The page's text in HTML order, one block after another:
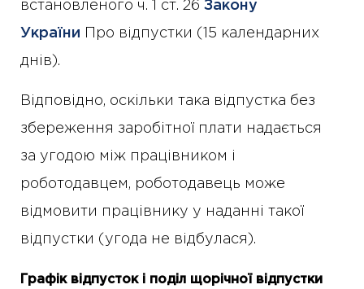
встановленого ч. 1 ст. 26 Закону
України Про відпустки (15 календарних
днів).
Відповідно, оскільки така відпустка без
збереження заробітної плати надається
за угодою між працівником і
роботодавцем, роботодавець може
відмовити працівнику у наданні такої
відпустки (угода не відбулася).
Графік відпусток і поділ щорічної відпустки